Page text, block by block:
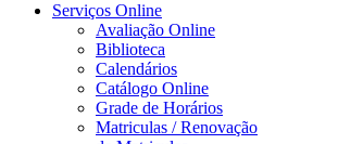
Serviços Online
Avaliação Online
Biblioteca
Calendários
Catálogo Online
Grade de Horários
Matriculas / Renovação